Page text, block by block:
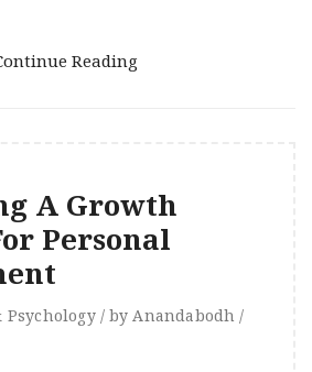
Reading
A Growth
Personal
Psychology / by Anandabodh /